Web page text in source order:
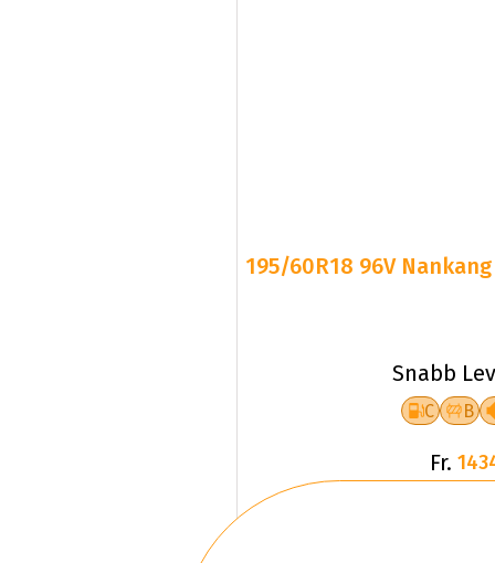
195/60R18 96V
Snabb
C B
Fr.